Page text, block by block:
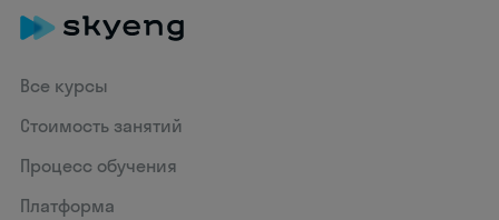
Все курсы
Стоимость занятий
Процесс обучения
Платформа